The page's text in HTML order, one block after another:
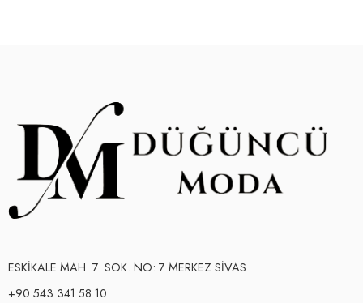
ESKİKALE MAH. 7. SOK. NO: 7 MERKEZ SİVAS
+90 543 341 58 10